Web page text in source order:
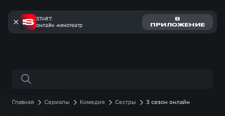
START:
онлайн -кинотеатр
В
ПРИЛОЖЕНИЕ
Поиск по сайту
Главная Сериалы Комедия Сестры 3 сезон онлайн